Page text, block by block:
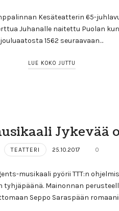
Kesäteatterin 65-
Juhanalle naitettu Puolan
jouluaatosta 1562 seuraavaan…
LUE KOKO JUTTU
Jykevää
TEATTERI 25.10.2017 0
musikaali pyörii TTT:n
Mainonnan
Seppo Saraspään